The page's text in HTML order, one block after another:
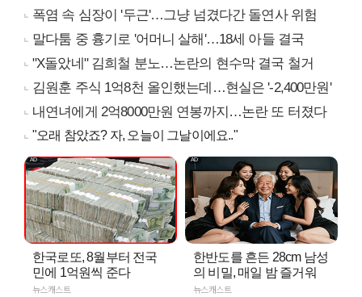
폭염 속 심장이 '두근'…그냥 넘겼다간 돌연사 위험
말다툼 중 흉기로 '어머니 살해'…18세 아들 결국
"X돌았네" 김희철 분노…논란의 현수막 결국 철거
김원훈 주식 1억8천 올인했는데…현실은 '-2,400만원'
내연녀에게 2억8000만원 연봉까지…논란 또 터졌다
"오래 참았죠? 자, 오늘이 그날이에요.."
한국로또, 8월부터 전국
민에 1억원씩 준다
뉴스캐스트
한반도를 흔든 28cm 남성
의 비밀, 매일 밤 즐거워
뉴스캐스트